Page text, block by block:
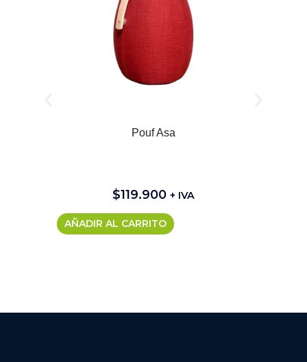
Pouf Asa
$119.900 + IVA
AÑADIR AL CARRITO